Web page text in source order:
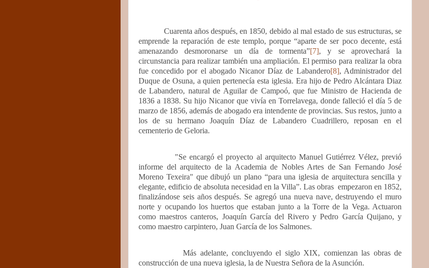
Cuarenta años después, en 1850, debido al mal estado de sus estructuras, se
emprende la reparación de este templo, porque “aparte de ser poco decente, está
amenazando desmoronarse un día de tormenta”[7], y se aprovechará la
circunstancia para realizar también una ampliación. El permiso para realizar la obra
fue concedido por el abogado Nicanor Díaz de Labandero[8], Administrador del
Duque de Osuna, a quien pertenecía esta iglesia. Era hijo de Pedro Alcántara Diaz
de Labandero, natural de Aguilar de Campoó, que fue Ministro de Hacienda de
1836 a 1838. Su hijo Nicanor que vivía en Torrelavega, donde falleció el día 5 de
marzo de 1856, además de abogado era intendente de provincias. Sus restos, junto a
los de su hermano Joaquín Díaz de Labandero Cuadrillero, reposan en el
cementerio de Geloria.
"Se encargó el proyecto al arquitecto Manuel Gutiérrez Vélez, previó
informe del arquitecto de la Academia de Nobles Artes de San Fernando José
Moreno Texeira" que dibujó un plano “para una iglesia de arquitectura sencilla y
elegante, edificio de absoluta necesidad en la Villa”. Las obras empezaron en 1852,
finalizándose seis años después. Se agregó una nueva nave, destruyendo el muro
norte y ocupando los huertos que estaban junto a la Torre de la Vega. Actuaron
como maestros canteros, Joaquín García del Rivero y Pedro García Quijano, y
como maestro carpintero, Juan García de los Salmones.
Más adelante, concluyendo el siglo XIX, comienzan las obras de
construcción de una nueva iglesia, la de Nuestra Señora de la Asunción.